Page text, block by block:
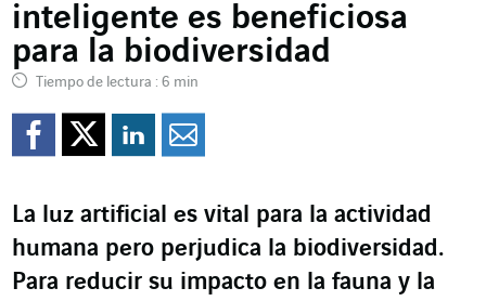
inteligente es beneficiosa
para la biodiversidad
Tiempo de lectura : 6 min
Compartir en Facebook
Compartir en
Compartir en
La luz artificial es vital para la actividad
humana pero perjudica la biodiversidad.
Para reducir su impacto en la fauna y la